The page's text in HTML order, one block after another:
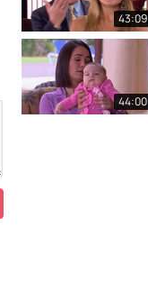
43:09
44:00